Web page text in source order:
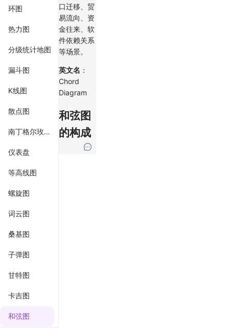
环图
热力图
分级统计地图
漏斗图
K线图
散点图
南丁格尔玫瑰图
仪表盘
等高线图
螺旋图
词云图
桑基图
子弹图
甘特图
卡吉图
和弦图
口迁移、贸
易流向、资
金往来、软
件依赖关系
等场景。
英文名 ：
Chord
Diagram
和弦图
的构成